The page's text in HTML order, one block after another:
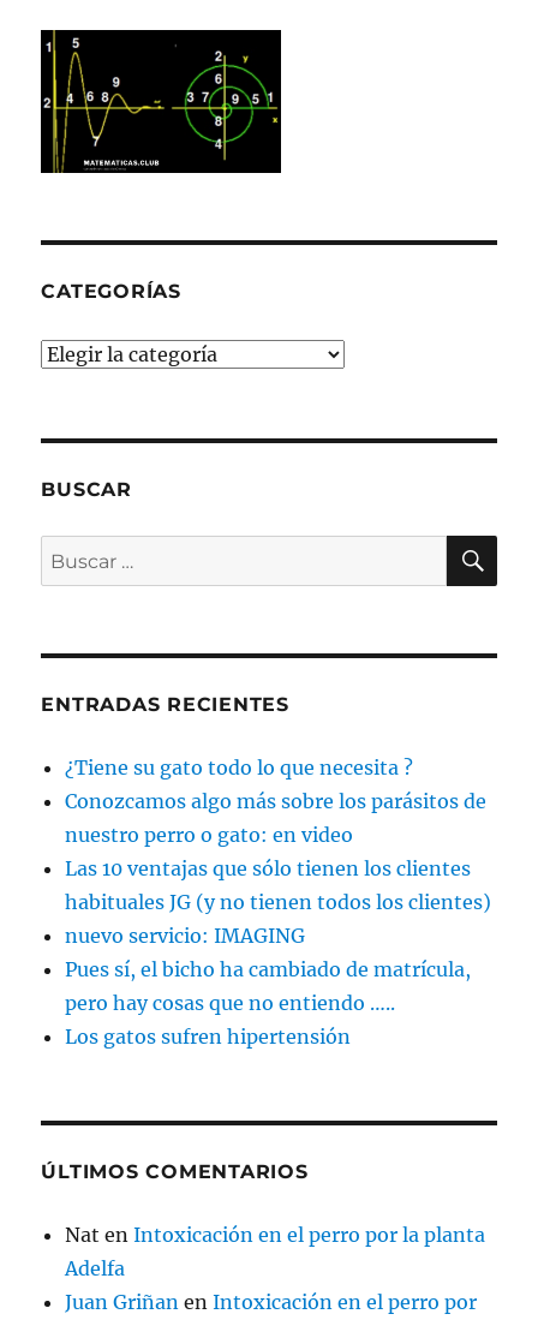
CATEGORÍAS
Categorías
BUSCAR
Buscar
por:
ENTRADAS RECIENTES
¿Tiene su gato todo lo que necesita ?
Conozcamos algo más sobre los parásitos de
nuestro perro o gato: en video
Las 10 ventajas que sólo tienen los clientes
habituales JG (y no tienen todos los clientes)
nuevo servicio: IMAGING
Pues sí, el bicho ha cambiado de matrícula,
pero hay cosas que no entiendo …..
Los gatos sufren hipertensión
ÚLTIMOS COMENTARIOS
Nat enIntoxicación en el perro por la planta
Adelfa
Juan Griñan enIntoxicación en el perro por